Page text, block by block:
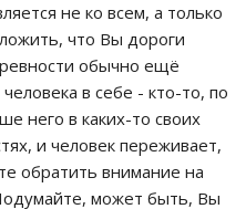
не ко всем, а только
что Вы дороги
обычно ещё
в себе - кто-то, по
него в каких-то своих
и человек переживает,
обратить внимание на
может быть, Вы